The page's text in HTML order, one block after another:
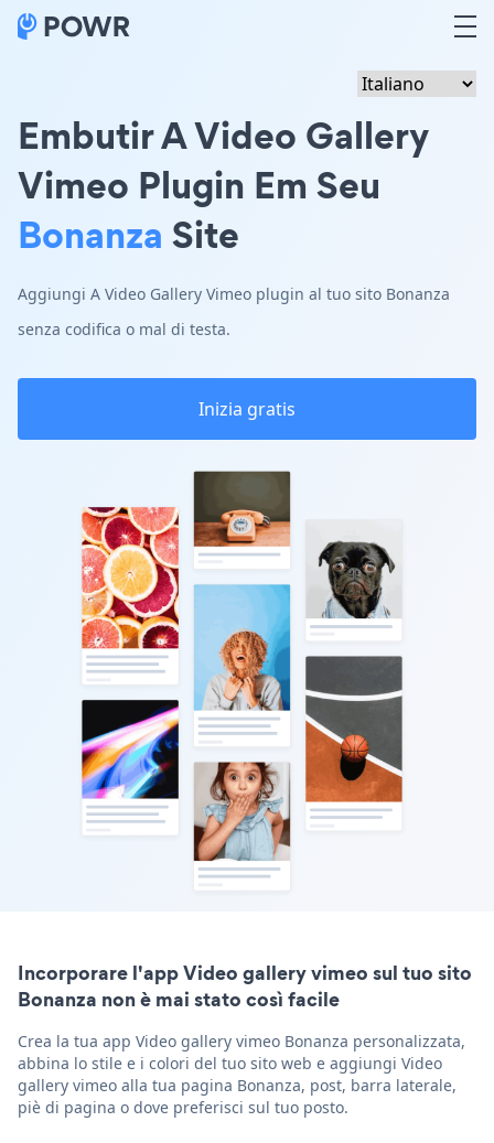
Embutir A Video Gallery
Vimeo Plugin Em Seu
Bonanza Site
Aggiungi A Video Gallery Vimeo plugin al tuo sito Bonanza
senza codifica o mal di testa.
Inizia gratis
Incorporare l'app Video gallery vimeo sul tuo sito
Bonanza non è mai stato così facile
Crea la tua app Video gallery vimeo Bonanza personalizzata,
abbina lo stile e i colori del tuo sito web e aggiungi Video
gallery vimeo alla tua pagina Bonanza, post, barra laterale,
piè di pagina o dove preferisci sul tuo posto.